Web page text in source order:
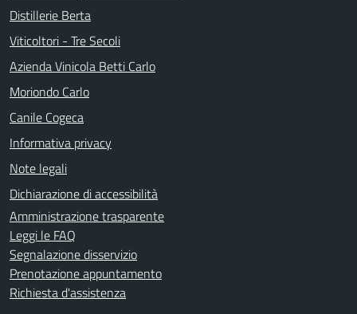
Distillerie Berta
Viticoltori - Tre Secoli
Azienda Vinicola Betti Carlo
Moriondo Carlo
Canile Cogeca
Informativa privacy
Note legali
Dichiarazione di accessibilità
Amministrazione trasparente
Leggi le FAQ
Segnalazione disservizio
Prenotazione appuntamento
Richiesta d'assistenza